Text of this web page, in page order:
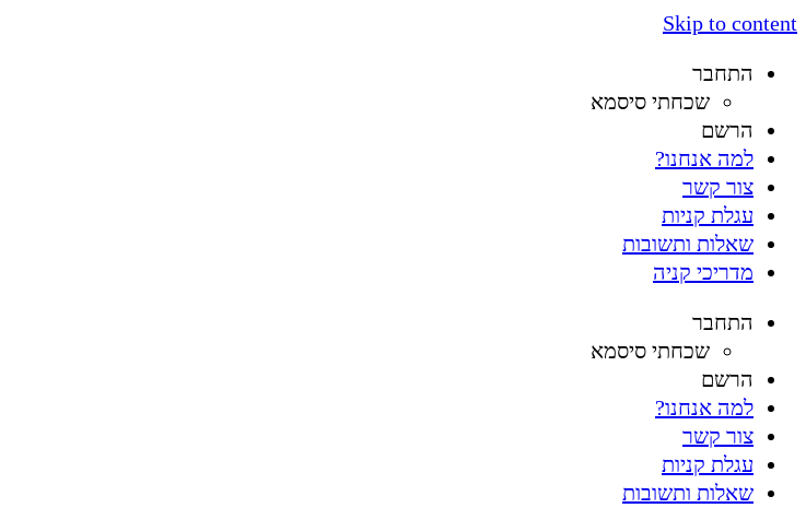
Skip to content
התחבר
שכחתי סיסמא
הרשם
למה אנחנו?
צור קשר
עגלת קניות
שאלות ותשובות
מדריכי קניה
התחבר
שכחתי סיסמא
הרשם
למה אנחנו?
צור קשר
עגלת קניות
שאלות ותשובות